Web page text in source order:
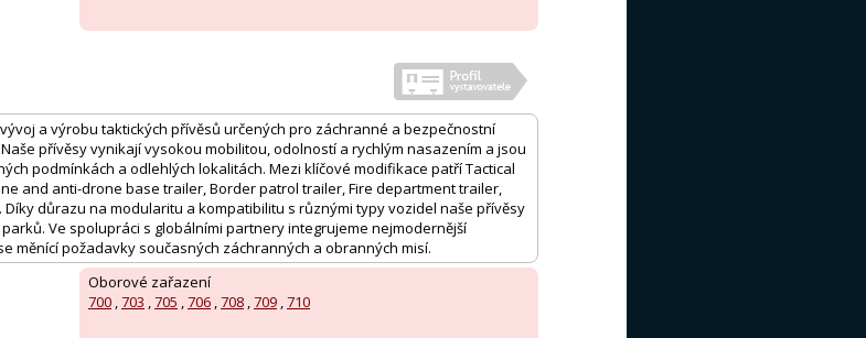
a výrobu taktických přívěsů určených pro záchranné a bezpečnostní
přívěsy vynikají vysokou mobilitou, odolností a rychlým nasazením a jsou
podmínkách a odlehlých lokalitách. Mezi klíčové modifikace patří Tactical
and anti-drone base trailer, Border patrol trailer, Fire department trailer,
důrazu na modularitu a kompatibilitu s různými typy vozidel naše přívěsy
Ve spolupráci s globálními partnery integrujeme nejmodernější
měnící požadavky současných záchranných a obranných misí.
Oborové zařazení
700 ,703 ,705 ,706 ,708 ,709 ,710